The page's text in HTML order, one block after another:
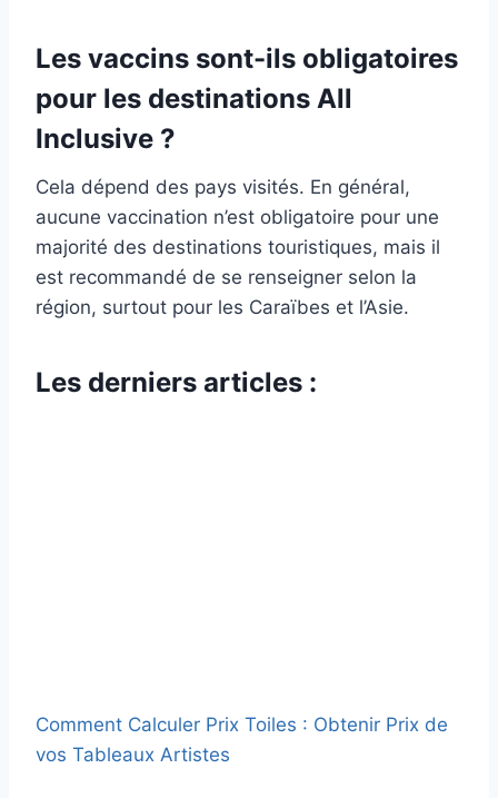
Les vaccins sont-ils obligatoires
pour les destinations All
Inclusive ?
Cela dépend des pays visités. En général,
aucune vaccination n’est obligatoire pour une
majorité des destinations touristiques, mais il
est recommandé de se renseigner selon la
région, surtout pour les Caraïbes et l’Asie.
Les derniers articles :
Comment Calculer Prix Toiles : Obtenir Prix de
vos Tableaux Artistes